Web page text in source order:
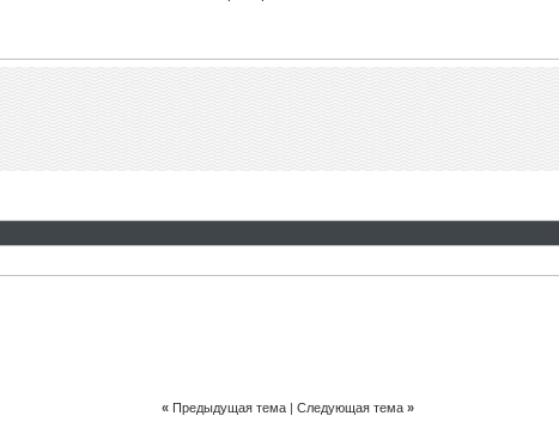
« Предыдущая тема| Следующая тема »